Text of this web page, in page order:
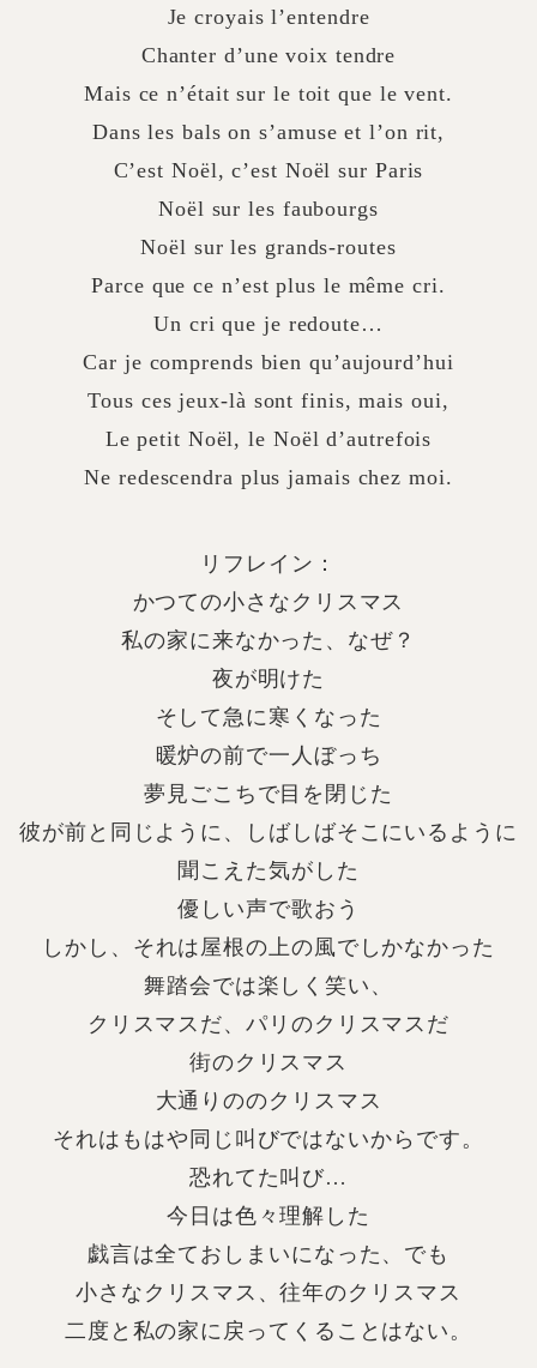
Je croyais l’entendre
Chanter d’une voix tendre
Mais ce n’était sur le toit que le vent.
Dans les bals on s’amuse et l’on rit,
C’est Noël, c’est Noël sur Paris
Noël sur les faubourgs
Noël sur les grands-routes
Parce que ce n’est plus le même cri.
Un cri que je redoute…
Car je comprends bien qu’aujourd’hui
Tous ces jeux-là sont finis, mais oui,
Le petit Noël, le Noël d’autrefois
Ne redescendra plus jamais chez moi.
リフレイン：
かつての小さなクリスマス
私の家に来なかった、なぜ？
夜が明けた
そして急に寒くなった
暖炉の前で一人ぼっち
夢見ごこちで目を閉じた
彼が前と同じように、しばしばそこにいるように
聞こえた気がした
優しい声で歌おう
しかし、それは屋根の上の風でしかなかった
舞踏会では楽しく笑い、
クリスマスだ、パリのクリスマスだ
街のクリスマス
大通りののクリスマス
それはもはや同じ叫びではないからです。
恐れてた叫び…
今日は色々理解した
戯言は全ておしまいになった、でも
小さなクリスマス、往年のクリスマス
二度と私の家に戻ってくることはない。